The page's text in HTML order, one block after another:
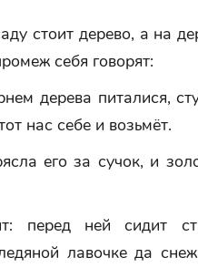
стоит дерево, а на
себя говорят:
дерева питалися,
нас себе и возьмёт.
его за сучок, и
перед ней сидит
лавочке да